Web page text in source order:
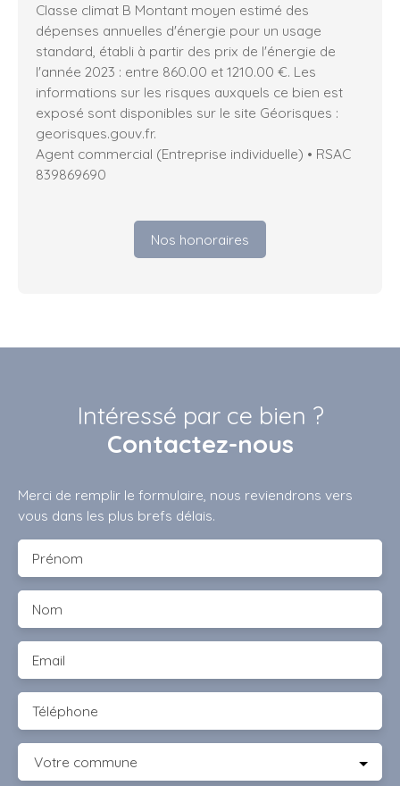
Classe climat B Montant moyen estimé des
dépenses annuelles d'énergie pour un usage
standard, établi à partir des prix de l'énergie de
l'année 2023 : entre 860.00 et 1210.00 €. Les
informations sur les risques auxquels ce bien est
exposé sont disponibles sur le site Géorisques :
georisques.gouv.fr.
Agent commercial (Entreprise individuelle) • RSAC
839869690
Nos honoraires
Intéressé par ce bien ?
Contactez-nous
Merci de remplir le formulaire, nous reviendrons vers
vous dans les plus brefs délais.
Prénom
Nom
Email
Téléphone
Votre commune